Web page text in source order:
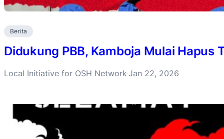
Berita
Didukung PBB, Kamboja Mulai Hapus
Local Initiative for OSH Network·Jan 22, 2026